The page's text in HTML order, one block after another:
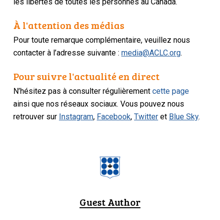
À l'attention des médias
Pour toute remarque complémentaire, veuillez nous
contacter à l’adresse suivante :media@ACLC.org.
Pour suivre l'actualité en direct
N’hésitez pas à consulter régulièrementcette page
ainsi que nos réseaux sociaux. Vous pouvez nous
retrouver sur Instagram, Facebook,Twitter et Blue Sky.
Guest Author